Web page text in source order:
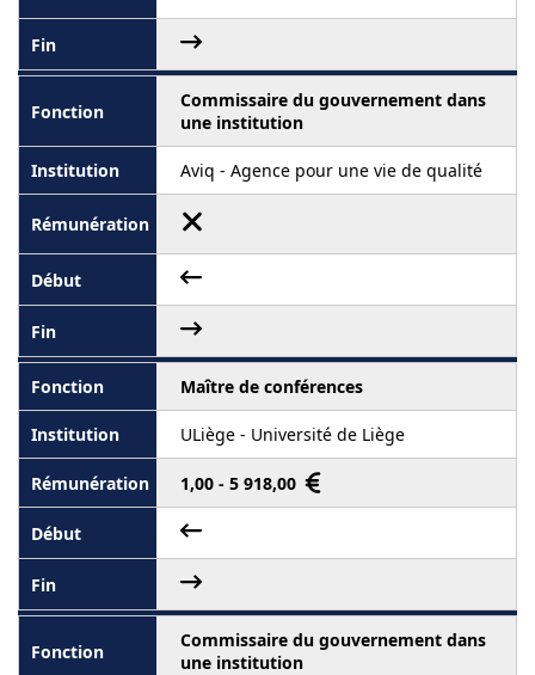
Commissaire du gouvernement dans
une institution
Aviq - Agence pour une vie de qualité
Maître de conférences
ULiège - Université de Liège
1,00 - 5 918,00
Commissaire du gouvernement dans
une institution